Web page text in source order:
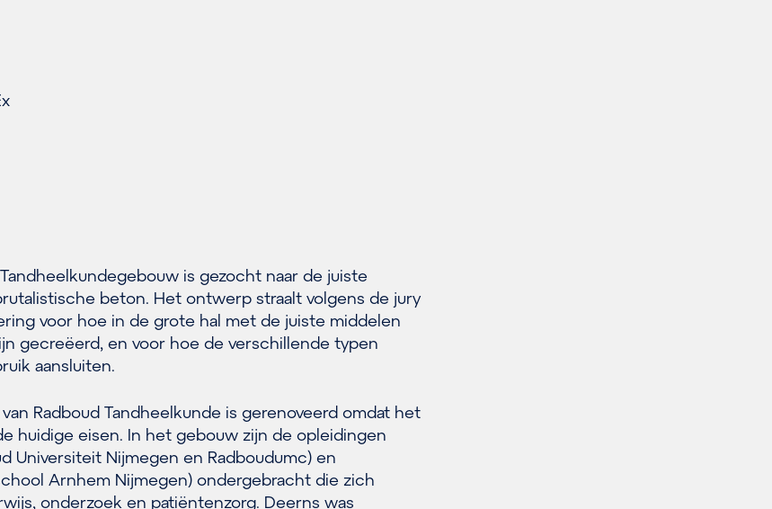
is gezocht naar de juiste
beton. Het ontwerp straalt volgens de jury
voor hoe in de grote hal met de juiste middelen
gecreëerd, en voor hoe de verschillende typen
aansluiten.
Radboud Tandheelkunde is gerenoveerd omdat het
huidige eisen. In het gebouw zijn de opleidingen
Universiteit Nijmegen en Radboudumc) en
Arnhem Nijmegen) ondergebracht die zich
onderzoek en patiëntenzorg. Deerns was